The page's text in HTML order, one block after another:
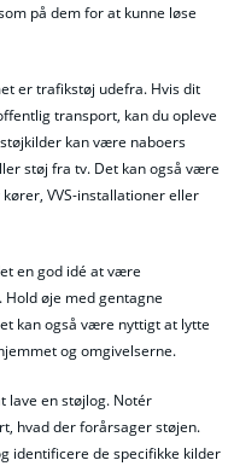
på dem for at kunne løse
er trafikstøj udefra. Hvis dit
transport, kan du opleve
kan være naboers
støj fra tv. Det kan også være
VVS-installationer eller
en god idé at være
øje med gentagne
kan også være nyttigt at lytte
og omgivelserne.
lave en støjlog. Notér
hvad der forårsager støjen.
identificere de specifikke kilder